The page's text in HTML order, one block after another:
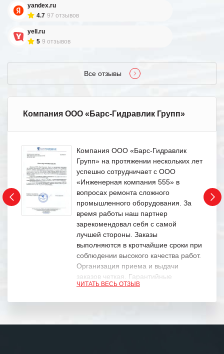
yandex.ru
4.7 97 отзывов
yell.ru
5 9 отзывов
Все отзывы
Компания ООО «Барс-Гидравлик Групп»
Компания ООО «Барс-Гидравлик
Групп» на протяжении нескольких лет
успешно сотрудничает с ООО
«Инженерная компания 555» в
вопросах ремонта сложного
промышленного оборудования. За
время работы наш партнер
зарекомендовал себя с самой
лучшей стороны. Заказы
выполняются в кротчайшие сроки при
соблюдении высокого качества работ.
Организация приема и выдачи
заказов четкая. Гарантийные
обязательства выполняются в
ЧИТАТЬ ВЕСЬ ОТЗЫВ